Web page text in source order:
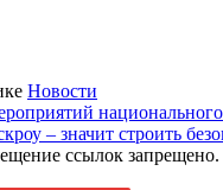
Новости
– значит строить
ссылок запрещено.